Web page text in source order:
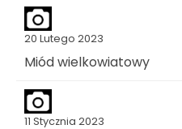
20 Lutego 2023
Miód wielkowiatowy
11 Stycznia 2023